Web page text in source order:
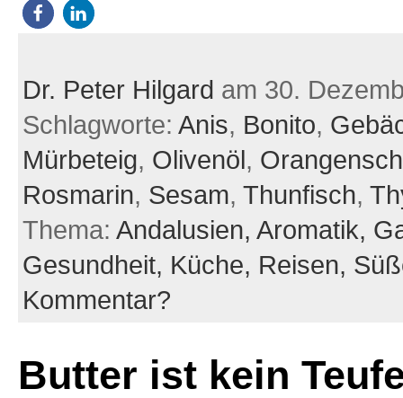
Dr. Peter Hilgard am 30.
Schlagworte: Anis, Bonito,
Mürbeteig, Olivenöl,
Rosmarin, Sesam, Thunfisch,
Thema: Andalusien, Aromatik,
Gesundheit, Küche, Reisen,
Kommentar?
Butter ist kein